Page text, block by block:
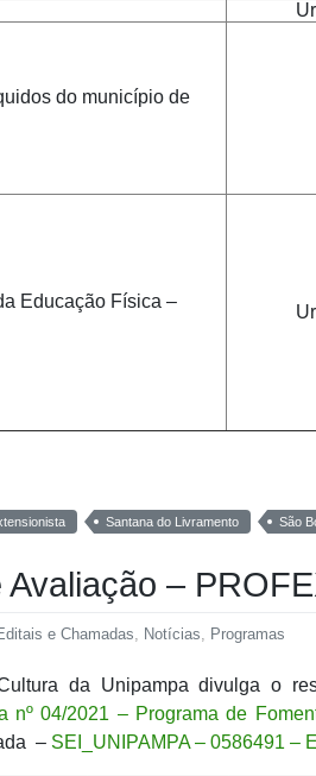
do município de
Educação Física –
Santana do Livramento São
–
e Chamadas, Notícias, Programas
da Unipampa divulga o
nº 04/2021 – Programa de
– SEI_UNIPAMPA – 0586491 –